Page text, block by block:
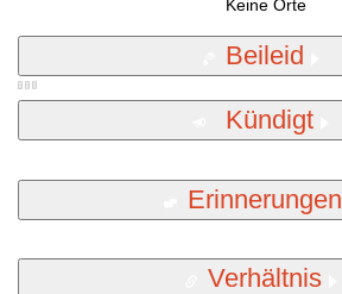
Keine Orte
Beileid
Kündigt
Erinnerungen
Verhältnis